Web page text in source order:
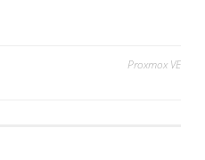
Proxmox VE